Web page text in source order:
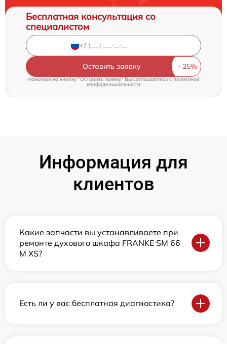
Бесплатная консультация со
специалистом
Оставить заявку
Нажимая на кнопку "Оставить заявку" Вы соглашаетесь cполитикой
конфиденциальности
Информация для
клиентов
Какие запчасти вы устанавливаете при
ремонте духового шкафа FRANKE SM 66
M XS?
Есть ли у вас бесплатная диагностика?